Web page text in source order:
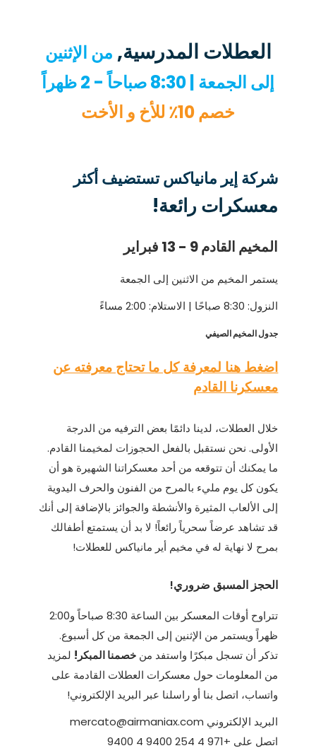
العطلات المدرسية, من الإثنين
إلى الجمعة | 8:30 صباحاً - 2 ظهراً
خصم 10٪ للأخ و الأخت
شركة إير مانياكس تستضيف أكثر
معسكرات رائعة!
المخيم القادم 9 - 13 فبراير
يستمر المخيم من الاثنين إلى الجمعة
النزول: 8:30 صباحًا | الاستلام: 2:00 مساءً
جدول المخيم الصيفي
اضغط هنا لمعرفة كل ما تحتاج معرفته عن
معسكرنا القادم
خلال العطلات، لدينا دائمًا بعض الترفيه من الدرجة
الأولى. نحن نستقبل بالفعل الحجوزات لمخيمنا القادم.
ما يمكنك أن تتوقعه من أحد معسكراتنا الشهيرة هو أن
يكون كل يوم مليء بالمرح من الفنون والحرف اليدوية
إلى الألعاب المثيرة والأنشطة والجوائز بالإضافة إلى أنك
قد تشاهد عرضاً سحرياً رائعاً! لا بد أن يستمتع أطفالك
بمرح لا نهاية له في مخيم أير مانياكس للعطلات!
الحجز المسبق ضروري!
تتراوح أوقات المعسكر بين الساعة 8:30 صباحاً و2:00
ظهراً ويستمر من الإثنين إلى الجمعة من كل أسبوع.
تذكر أن تسجل مبكرًا واستفد من خصمنا المبكر! لمزيد
من المعلومات حول معسكرات العطلات القادمة على
واتساب، اتصل بنا أو راسلنا عبر البريد الإلكتروني!
البريد الإلكتروني mercato@airmaniax.com
اتصل على +971 4 254 9400 4 9400